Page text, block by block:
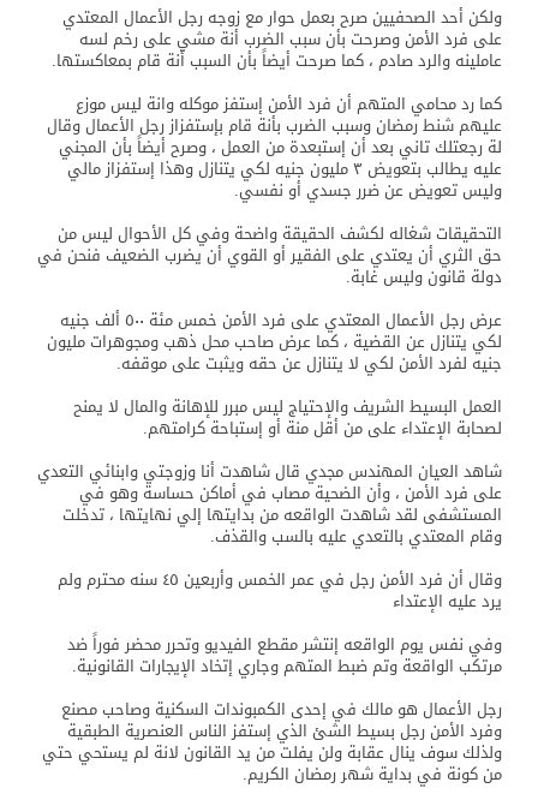
ولكن أحد الصحفيين صرح بعمل حوار مع زوجه رجل الأعمال المعتدي
على فرد الأمن وصرحت بأن سبب الضرب أنة مشي على رخم لسه
عاملينه والرد صادم ، كما صرحت أيضاً بأن السبب أنة قام بمعاكستها.
كما رد محامي المتهم أن فرد الأمن إستفز موكله وانة ليس موزع
عليهم شنط رمضان وسبب الضرب بأنة قام بإستفزاز رجل الأعمال وقال
لة رجعتلك تاني بعد أن إستبعدة من العمل ، وصرح أيضاً بأن المجني
عليه يطالب بتعويض ٣ مليون جنيه لكي يتنازل وهذا إستفزاز مالي
وليس تعويض عن ضرر جسدي أو نفسي.
التحقيقات شغاله لكشف الحقيقة واضحة وفي كل الأحوال ليس من
حق الثري أن يعتدي على الفقير أو القوي أن يضرب الضعيف فنحن في
دولة قانون وليس غابة.
عرض رجل الأعمال المعتدي على فرد الأمن خمس مئة ٥٠٠ ألف جنيه
لكي يتنازل عن القضية ، كما عرض صاحب محل ذهب ومجوهرات مليون
جنيه لفرد الأمن لكي لا يتنازل عن حقه ويثبت على موقفه.
العمل البسيط الشريف والإحتياج ليس مبرر للإهانة والمال لا يمنح
لصحابة الإعتداء على من أقل منة أو إستباحة كرامتهم.
شاهد العيان المهندس مجدي قال شاهدت أنا وزوجتي وابنائي التعدي
على فرد الأمن ، وأن الضحية مصاب في أماكن حساسة وهو في
المستشفى لقد شاهدت الواقعه من بدايتها إلي نهايتها ، تدخلت
وقام المعتدي بالتعدي عليه بالسب والقذف.
وقال أن فرد الأمن رجل في عمر الخمس وأربعين ٤٥ سنه محترم ولم
يرد عليه الإعتداء
وفي نفس يوم الواقعه إنتشر مقطع الفيديو وتحرر محضر فوراً ضد
مرتكب الواقعة وتم ضبط المتهم وجاري إتخاد الإيجارات القانونية.
رجل الأعمال هو مالك في إحدى الكمبوندات السكنية وصاحب مصنع
وفرد الأمن رجل بسيط الشئ الذي إستفز الناس العنصرية الطبقية
ولذلك سوف ينال عقابة ولن يفلت من يد القانون لانة لم يستحي حتي
من كونة في بداية شهر رمضان الكريم.